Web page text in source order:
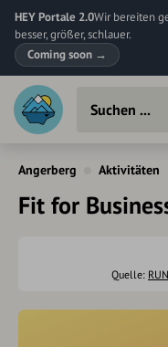
HEY Portale 2.0Wir bereiten
besser, größer, schlauer.
Coming soon →
Angerberg Aktivitäten
Fit for
Quelle: